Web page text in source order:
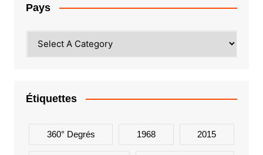
Pays
Étiquettes
360° Degrés 1968 2015